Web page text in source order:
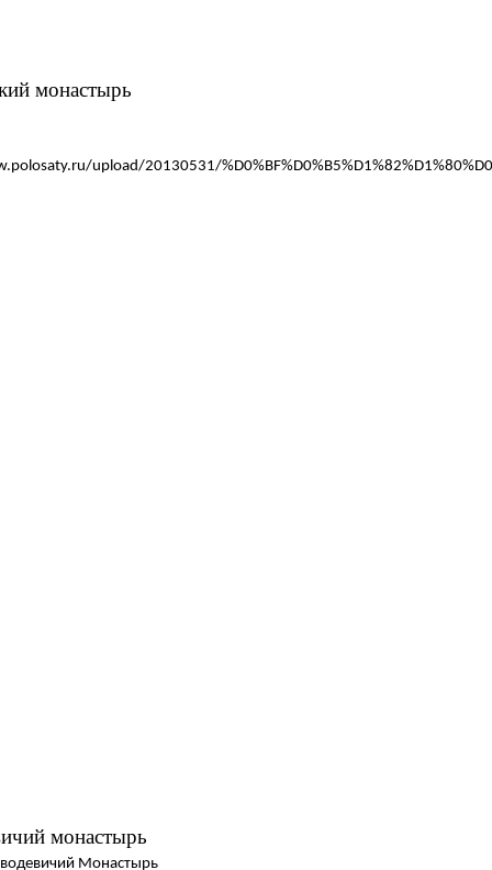
монастырь
монастырь